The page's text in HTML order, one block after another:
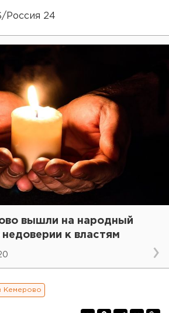
Россия 24
вышли на народный
к властям
Кемерово